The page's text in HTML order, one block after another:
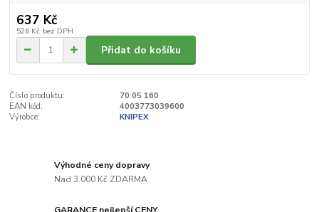
637 Kč
526 Kč bez DPH
Přidat do košíku
Číslo produktu:
70 05 160
EAN kód:
4003773039600
Výrobce:
KNIPEX
Výhodné ceny dopravy
Nad 3.000 Kč ZDARMA